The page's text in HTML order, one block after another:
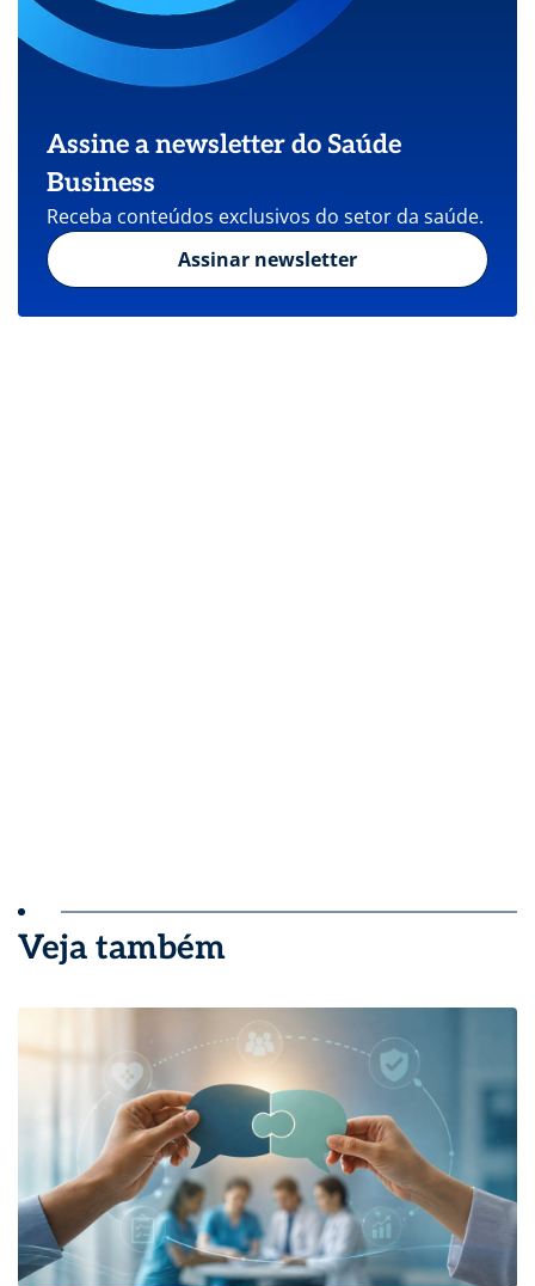
Assine a newsletter do Saúde
Business
Receba conteúdos exclusivos do setor da saúde.
Assinar newsletter
Veja também